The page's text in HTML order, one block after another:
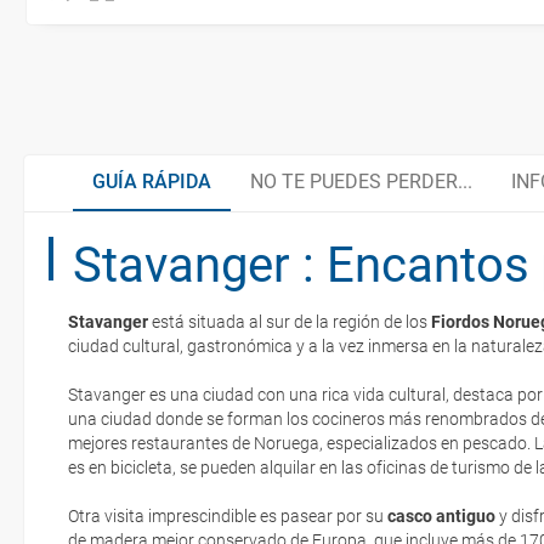
GUÍA RÁPIDA NO TE PUEDES PERDER...
Stavanger :
Stavangerestá situada al sur de la región de los Fiordos
ciudad cultural, gastronómica y a la vez inmersa en la
Stavanger es una ciudad con una rica vida cultural, destaca
una ciudad donde se forman los cocineros más renombrados
mejores restaurantes de Noruega, especializados en pescado.
es en bicicleta, se pueden alquilar en las oficinas de turismo de
Otra visita imprescindible es pasear por su casco antiguoy
Centro urbano de Stavanger
Preikestolen, uno de los paisajes más sugestivos
La Catedral de Bergen
Gastronomía noruega
Organiza tu viaje
Documentación necesaria
Moneda
La documentación de tu reserva te será enviada por mail en el
Respecto a las tarjetas de embarque, casi todas las compañías
electrónicos por lo que podrás obtenerlas directamente en los
realizando el check-in por su web.
Eso sí, deberás estar atento si viajas con una compañía low cost,